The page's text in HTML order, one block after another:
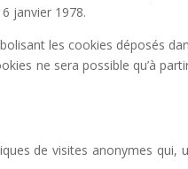
janvier 1978.
les cookies déposés
ne sera possible qu’à
de visites anonymes